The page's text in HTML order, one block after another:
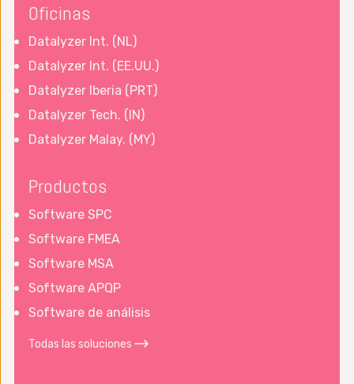
Oficinas
Datalyzer Int. (NL)
Datalyzer Int. (EE.UU.)
Datalyzer Iberia (PRT)
Datalyzer Tech. (IN)
Datalyzer Malay. (MY)
Productos
Software SPC
Software FMEA
Software MSA
Software APQP
Software de análisis
Todas las soluciones